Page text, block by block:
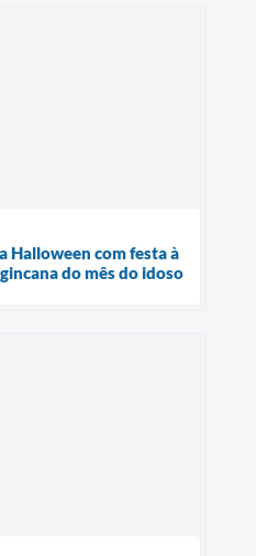
Halloween com festa à
do mês do idoso